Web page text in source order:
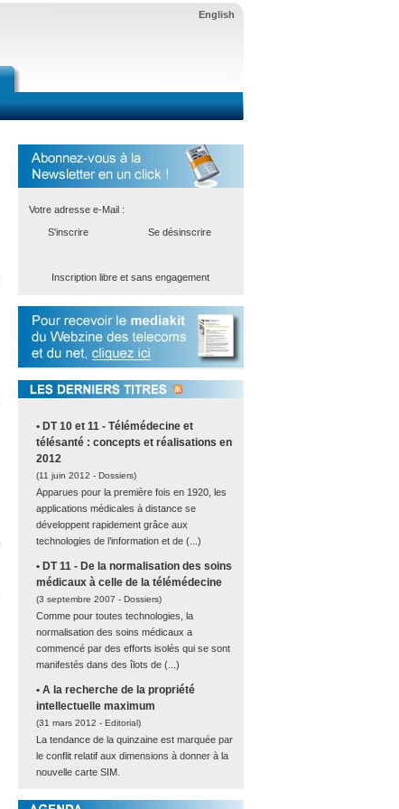
English
Votre adresse e-Mail :
S'inscrire Se désinscrire
Inscription libre et sans engagement
• DT 10 et 11 - Télémédecine et
télésanté : concepts et réalisations en
2012
(11 juin 2012 - Dossiers)
Apparues pour la première fois en 1920, les
applications médicales à distance se
développent rapidement grâce aux
technologies de l’information et de (...)
• DT 11 - De la normalisation des soins
médicaux à celle de la télémédecine
(3 septembre 2007 - Dossiers)
Comme pour toutes technologies, la
normalisation des soins médicaux a
commencé par des efforts isolés qui se sont
manifestés dans des îlots de (...)
• A la recherche de la propriété
intellectuelle maximum
(31 mars 2012 - Editorial)
La tendance de la quinzaine est marquée par
le conflit relatif aux dimensions à donner à la
nouvelle carte SIM.